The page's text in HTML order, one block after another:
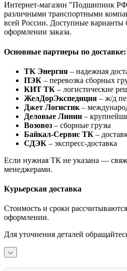
Интернет-магазин "Подшипник
различными транспортными
всей России. Доступные варианты
оформлении заказа.
Основные партнеры по доставке:
ТК Энергия – надежная
ПЭК – перевозка сборных
КИТ ТК – логистические
ЖелДорЭкспедиция – ж/д
Джет Логистик –
Деловые Линии –
Возовоз – сборные грузы
Байкал-Сервис ТК –
СДЭК – экспресс-доставка
Если нужная ТК не указана —
менеджерами.
Курьерская доставка
Стоимость и сроки
оформлении.
Для уточнения деталей